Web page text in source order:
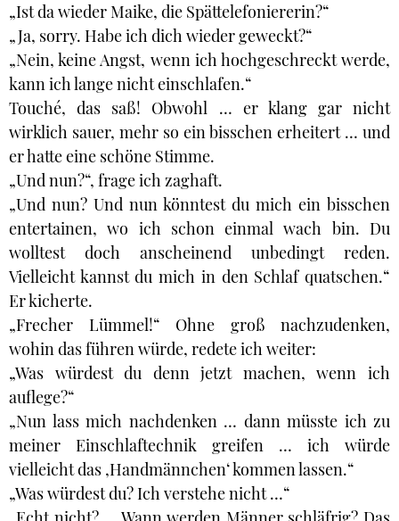
„Ist da wieder Maike, die Spättelefoniererin?“
„Ja, sorry. Habe ich dich wieder geweckt?“
„Nein, keine Angst, wenn ich hochgeschreckt werde,
kann ich lange nicht einschlafen.“
Touché, das saß! Obwohl … er klang gar nicht
wirklich sauer, mehr so ein bisschen erheitert … und
er hatte eine schöne Stimme.
„Und nun?“, frage ich zaghaft.
„Und nun? Und nun könntest du mich ein bisschen
entertainen, wo ich schon einmal wach bin. Du
wolltest doch anscheinend unbedingt reden.
Vielleicht kannst du mich in den Schlaf quatschen.“
Er kicherte.
„Frecher Lümmel!“ Ohne groß nachzudenken,
wohin das führen würde, redete ich weiter:
„Was würdest du denn jetzt machen, wenn ich
auflege?“
„Nun lass mich nachdenken … dann müsste ich zu
meiner Einschlaftechnik greifen … ich würde
vielleicht das ‚Handmännchen‘ kommen lassen.“
„Was würdest du? Ich verstehe nicht …“